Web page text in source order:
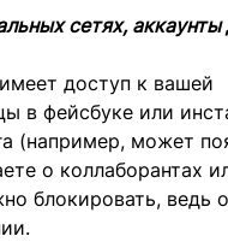
сетях, аккаунты
доступ к вашей
в фейсбуке или
(например, может
о коллаборантах
блокировать, ведь